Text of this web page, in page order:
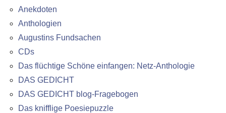
Anekdoten
Anthologien
Augustins Fundsachen
CDs
Das flüchtige Schöne einfangen: Netz-Anthologie
DAS GEDICHT
DAS GEDICHT blog-Fragebogen
Das knifflige Poesiepuzzle